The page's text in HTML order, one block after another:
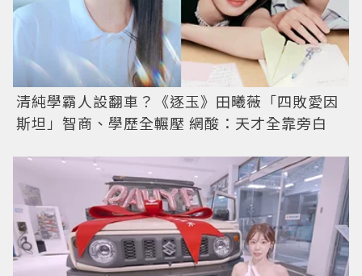
清純學霸人設翻車？《逐玉》田曦薇「四敗愛因
斯坦」智商、學歷全輾壓 網酸：天才全靠旁白